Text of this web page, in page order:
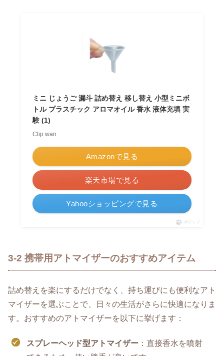
ミニ じょうご 漏斗 詰め替え 移し替え 小型ミニボ
トル プラスチック アロマオイル 香水 液体充填 実
験 (1)
Clip wan
Amazonで見る
楽天市場で見る
Yahooショッピングで見る
ポチップ
3-2 携帯用アトマイザーのおすすめアイテム
詰め替えを楽にするだけでなく、持ち運びにも便利なアト
マイザーを選ぶことで、日々の生活がさらに快適になりま
す。おすすめのアトマイザーを以下に挙げます：
スプレーヘッド型アトマイザー ：直接香水を噴射